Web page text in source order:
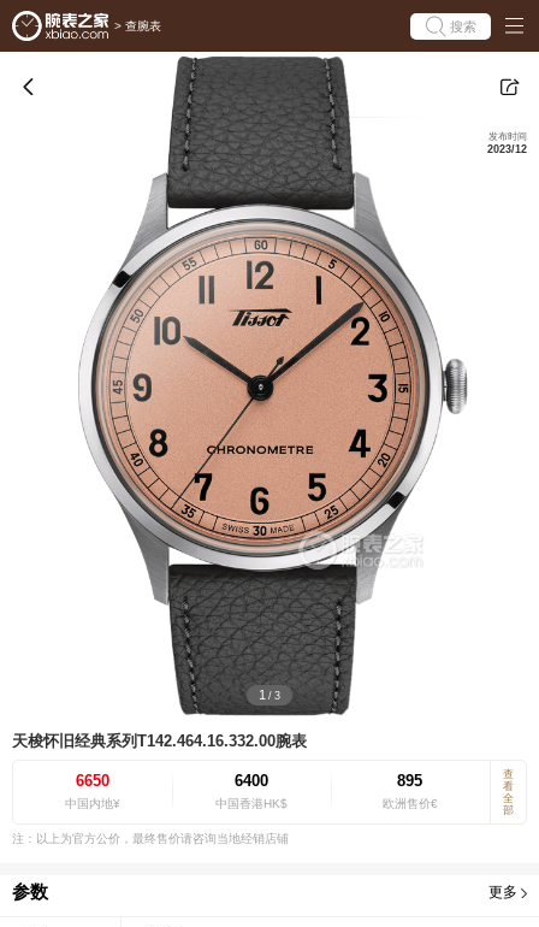
> 查腕表 搜索
1 / 3
发布时间
2023/12
天梭怀旧经典系列T142.464.16.332.00腕表
6650
中国内地¥
6400
中国香港HK$
895
欧洲售价€
查
看
全
部
注：以上为官方公价，最终售价请咨询当地经销店铺
参数 更多